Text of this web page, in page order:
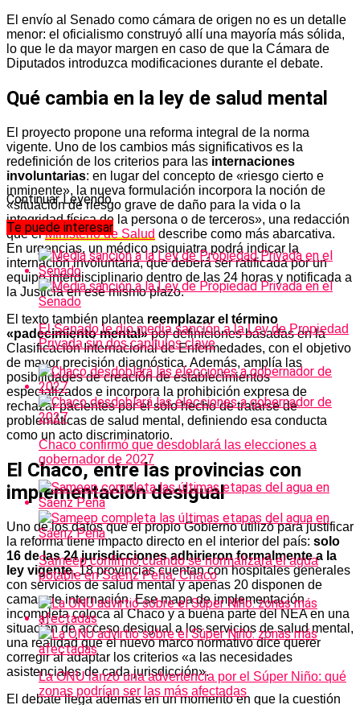
El envío al Senado como cámara de origen no es un detalle
menor: el oficialismo construyó allí una mayoría más sólida,
lo que le da mayor margen en caso de que la Cámara de
Diputados introduzca modificaciones durante el debate.
Qué cambia en la ley de salud mental
El proyecto propone una reforma integral de la norma
vigente. Uno de los cambios más significativos es la
redefinición de los criterios para las internaciones
involuntarias: en lugar del concepto de «riesgo cierto e
inminente», la nueva formulación incorpora la noción de
«situación de riesgo grave de daño para la vida o la
integridad física de la persona o de terceros», una redacción
que elMinisterio de Salud describe como más abarcativa.
En urgencias, un médico psiquiatra podrá indicar la
internación involuntaria, que deberá ser ratificada por un
equipo interdisciplinario dentro de las 24 horas y notificada a
la Justicia en ese mismo plazo.
El texto también plantea reemplazar el término
«padecimiento mental»por definiciones basadas en la
Clasificación Internacional de Enfermedades, con el objetivo
de mayor precisión diagnóstica. Además, amplía las
posibilidades de creación de establecimientos
especializados e incorpora la prohibición expresa de
rechazar pacientes por el solo hecho de tratarse de
problemáticas de salud mental, definiendo esa conducta
como un acto discriminatorio.
El Chaco, entre las provincias con
implementación desigual
Uno de los datos que el propio Gobierno utilizó para justificar
la reforma tiene impacto directo en el interior del país: solo
16 de las 24 jurisdicciones adhirieron formalmente a la
ley vigente, 18 provincias cuentan con hospitales generales
con servicios de salud mental y apenas 20 disponen de
camas de internación. Ese mapa de implementación
incompleta coloca al Chaco y a buena parte del NEA en una
situación de acceso desigual a los servicios de salud mental,
una realidad que el nuevo marco normativo dice querer
corregir al adaptar los criterios «a las necesidades
asistenciales de cada jurisdicción».
El debate llega además en un momento en que la cuestión
Continuar Leyendo
Te puede interesar
El Senado le dio media sanción a la Ley de Propiedad
Privada sin dos capítulos clave
Chaco confirmó que desdoblará las elecciones a
gobernador de 2027
Sameep confirmó cuándo se normalizará el agua
potable en Sáenz Peña, Chaco
La ONU lanzó una advertencia por el Súper Niño: qué
zonas podrían ser las más afectadas